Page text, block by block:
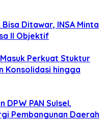
Ditawar, INSA Minta
II Objektif
Perkuat Stuktur
Konsolidasi hingga
DPW PAN Sulsel,
Pembangunan Daerah